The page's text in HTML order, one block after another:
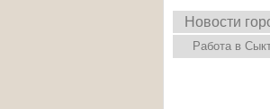
Новости
Работа в